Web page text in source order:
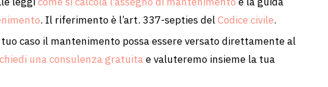
. Il riferimento è l’art. 337-septies delCodice civile.
tuo caso il mantenimento possa essere versato direttamente al
una consulenza gratuitae valuteremo insieme la tua